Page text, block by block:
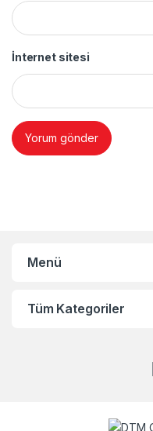
İnternet sitesi
Menü
Tüm Kategoriler